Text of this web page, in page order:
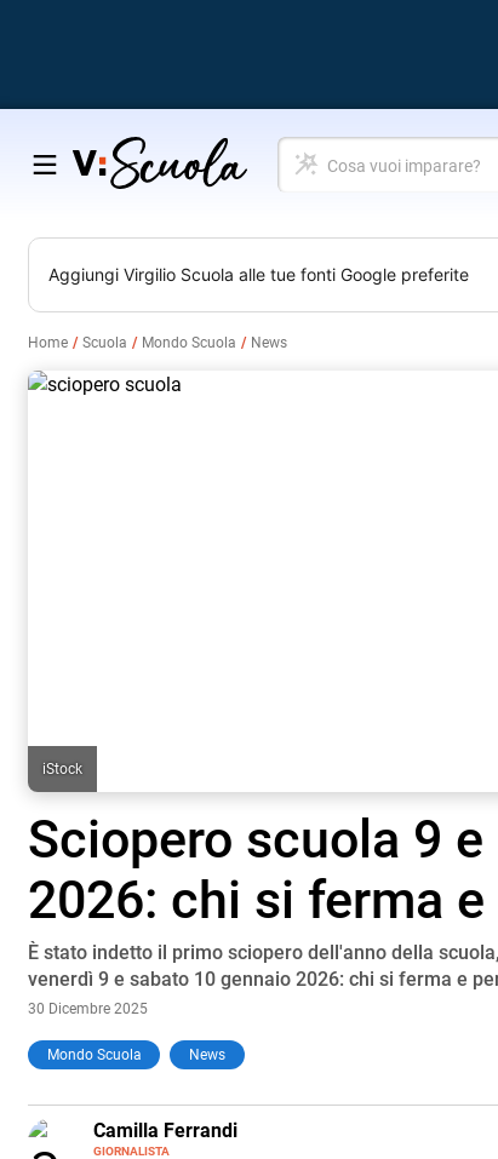
Salta
contenuto
Cosa
vuoi
Aggiungi Virgilio Scuola alle tue fonti Google preferite
Home Scuola Mondo Scuola News
iStock
Sciopero scuola 9
2026: chi si ferma
È stato indetto il primo sciopero dell'anno della
venerdì 9 e sabato 10 gennaio 2026: chi si ferma e
30 Dicembre 2025
Mondo Scuola News
Camilla Ferrandi
GIORNALISTA
E-
MAIL
LINKEDIN